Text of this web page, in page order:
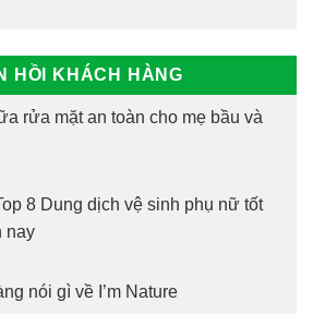
HỒI KHÁCH HÀNG
rửa mặt an toàn cho mẹ bầu và
8 Dung dịch vệ sinh phụ nữ tốt
nay
nói gì về I’m Nature